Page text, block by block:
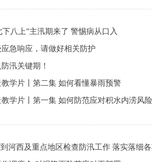
下八上”主汛期来了 警惕病从口入
急响应，请做好相关防护
汛关键期！
学片丨第二集 如何看懂暴雨预警
学片丨第一集 如何防范应对积水内涝风险
河西及重点地区检查防汛工作 落实落细